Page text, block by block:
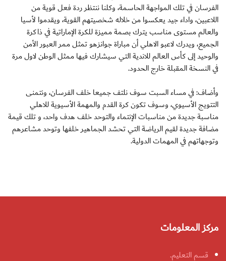
الفرسان في تلك المواجهة الحاسمة، وكلنا ننتظر ردة فعل قوية من
اللاعبين، واداء جيد يعكسوا من خلاله شخصيتهم القوية، ويقدموا لأسيا
والعالم مستوى مناسب يترك بصمة مميزة للكرة الإماراتية في ذاكرة
الجميع، ويدرك لاعبو الاهلي أن مباراة جوانزهو تمثل ممر العبور الأمن
والوحيد إلى كأس العالم للاندية التي سيشارك فيها ممثل الوطن لاول مرة
في النسخة المقبلة خارج الحدود.
وأضاف: في مساء السبت سوف نلتف جميعا خلف الفرسان، ونتمنى
التتويج الأسيوي، وسوف تكون كرة القدم والمهمة الأسيوية للاهلي
مناسبة جديدة من مناسبات الإنتماء والتوحد خلف هدف واحد، و تلك قيمة
مضافة جديدة لقيم الرياضة التي تحشد الجماهير خلفها وتوحد مشاعرهم
وتوجهاتهم في المهمات الدولية.
مركز المعلومات
قسم التعليم.